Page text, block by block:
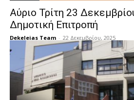
Αύριο Τρίτη 23
Δημοτική Επιτροπή
Dekeleias Team - 22 Δεκεμβρίου, 2025